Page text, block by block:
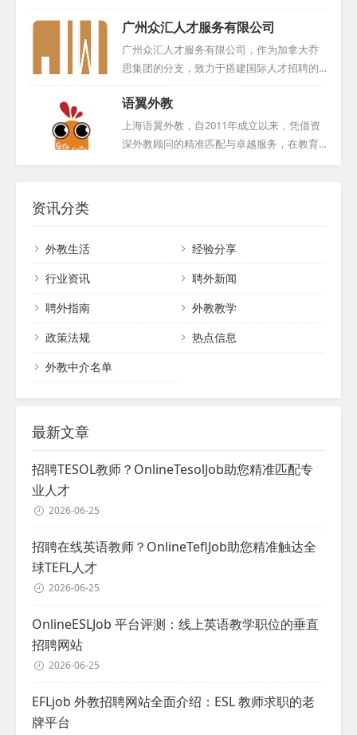
深入交流，更常赴国外学习先进理念，紧跟
时代步伐，将国际视野融入实践。同时，公
司还为外籍人才提供舒适的工作环境和优质
福利，使每位员工都能在公司找到归属感与
个人提供全面的人力与教育资源咨询服务。
团队骨干成员在国际教育领域深耕细作，拥
有超过十年的丰富经验，并建立了广泛的外
籍教师资源及招聘网络。尽管成立时间尚
短，但凭借卓越的信誉和专业的服务，思悦
教育已赢得了众多知名机构与个人的青睐，
包括新东方、华尔街、流利英语、芝麻街英
语等，并与他们签订了长期服务协议。我们
广州众汇人才服务有限公司
广州众汇人才服务有限公司，作为加拿大乔
思集团的分支，致力于搭建国际人才招聘的
一站式平台。公司承袭乔思教育集团的核心
理念，精心打造从国际人才筛选、面试，到
签证办理、入境指导等全链条定制化服务。
我们倾听企业招聘全球人才的诉求，也尊重
语翼外教
上海语翼外教，自2011年成立以来，凭借资
深外教顾问的精准匹配与卓越服务，在教育
示，外地外教则通过电话或网络面试。我们
杜绝随意推荐，确保深入了解每位外教的背
景与期望。我们对外教候选人要求严格，必
须是来自英美加澳等母语国家的专业人士，
持有相关教师资格证，并拥有至少两年教学
经验。在服务期间，无论何种原因解约，我
资讯分类
外教生活
经验分享
行业资讯
聘外新闻
聘外指南
外教教学
政策法规
热点信息
外教中介名单
最新文章
招聘TESOL教师？OnlineTesolJob助您精准匹配专
业人才
2026-06-25
招聘在线英语教师？OnlineTeflJob助您精准触达全
球TEFL人才
2026-06-25
OnlineESLJob 平台评测：线上英语教学职位的垂直
招聘网站
2026-06-25
EFLjob 外教招聘网站全面介绍：ESL 教师求职的老
牌平台